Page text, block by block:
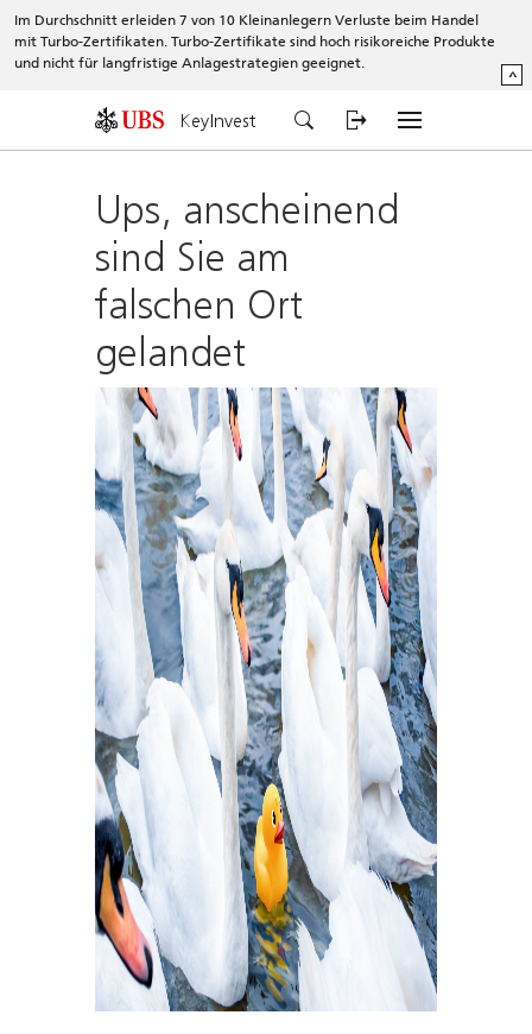
Im Durchschnitt erleiden 7 von 10 Kleinanlegern Verluste beim Handel
mit Turbo-Zertifikaten. Turbo-Zertifikate sind hoch risikoreiche Produkte
und nicht für langfristige Anlagestrategien geeignet.
^
KeyInvest
Ups, anscheinend
sind Sie am
falschen Ort
gelandet